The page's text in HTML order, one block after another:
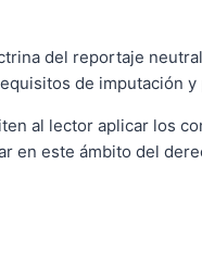
del reportaje
de imputación
al lector aplicar los
en este ámbito del